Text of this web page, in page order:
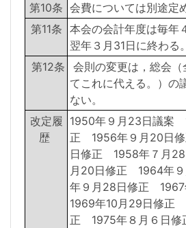
第10条 会費については別途定
第11条 本会の会計年度は毎年
翌年３月31日に終わる。
第12条
会則の変更は，総会
てこれに代える。）の
ない。
改定履
歴
1950年９月23日議案
正 1956年９月20日
日修正 1958年７月
月20日修正 1964年
年９月28日修正
1969年10月29日修正
正 1975年８月６日